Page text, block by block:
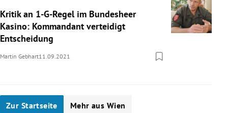
Kritik an 1-G-Regel im Bundesheer
Kasino: Kommandant verteidigt
Entscheidung
Martin Gebhart11.09.2021
Zur Startseite Mehr aus Wien